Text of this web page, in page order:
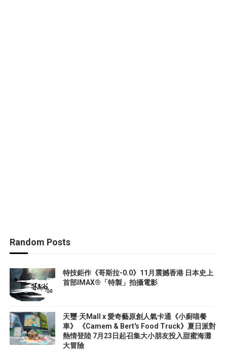
Random Posts
特技鉅作《哥斯拉-0.0》11月震撼香港 日本史上
首部IMAX®「特製」拍攝電影
天璽·天Mall x 愛奇藝原創人氣卡通《小廚喵餐
車》 《Camem & Bert's Food Truck》夏日派對
熱情登陸 7月23日起召集大小朋友投入甜蜜海灘
大冒險